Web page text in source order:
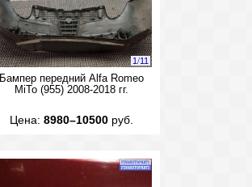
1/11
Бампер передний Alfa Romeo
MiTo (955) 2008-2018 гг.
Цена: 8980–10500руб.